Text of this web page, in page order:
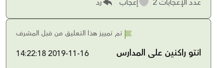
تم تمييز هذا التعليق من قبل المشرف
انتو راكنين على المدارس 2019-11-16 14:22:18